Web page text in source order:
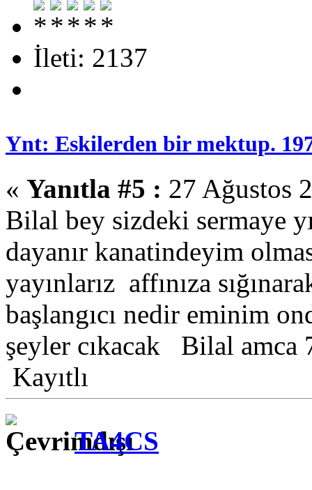
İleti: 2137
Ynt: Eskilerden bir mektup.
« Yanıtla #5 : 27 Ağustos
Bilal bey sizdeki sermaye
dayanır kanatindeyim
yayınlarız affınıza
başlangıcı nedir eminim
şeyler cıkacak Bilal amca
Kayıtlı
TA4CS